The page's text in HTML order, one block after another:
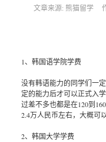
文章来源: 熊猫留学
1、韩国语学院学费
没有韩语能力的同学们一
定的能力后才可以正式入
过差不多也都是在120到
2.4万人民币左右，大概可
2、韩国大学学费